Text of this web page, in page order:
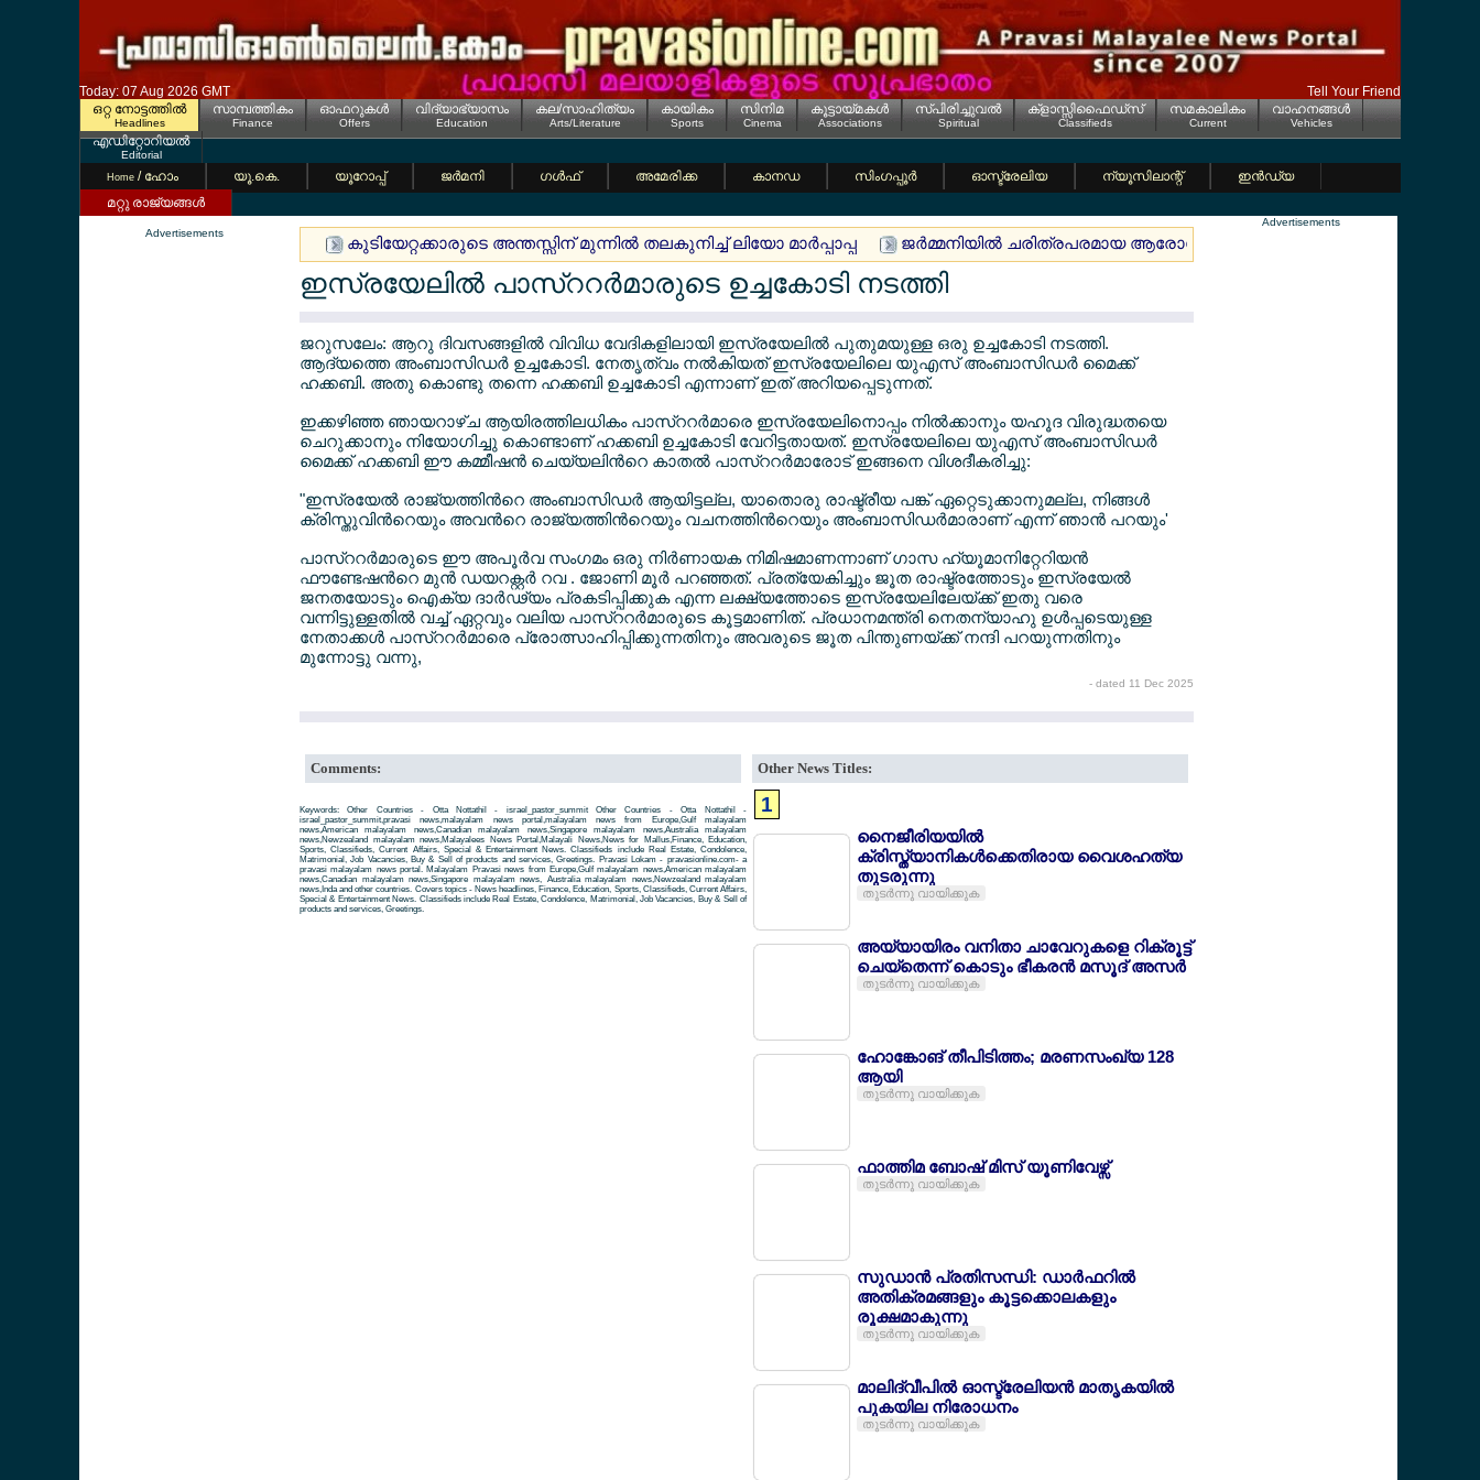
Today: 07 Aug 2026 GMT
Tell Your Friend
ഒറ്റ നോട്ടത്തില്‍
Headlines
സാമ്പത്തികം
Finance
ഓഫറുകള്‍
Offers
വിദ്യാഭ്യാസം
Education
കല/സാഹിത്യം
Arts/Literature
കായികം
Sports
സിനിമ
Cinema
കൂട്ടായ്മകള്‍
Associations
സ്പിരിച്ചുവല്‍
Spiritual
ക്ളാസ്സിഫൈഡ്സ്
Classifieds
സമകാലികം
Current
വാഹനങ്ങള്‍
Vehicles
എഡിറ്റോറിയല്‍
Editorial
Home / ഹോം യൂ.കെ. യൂറോപ്പ് ജര്‍മനി ഗള്‍ഫ് അമേരിക്ക കാനഡ സിംഗപ്പൂര്‍ ഓസ്ട്രേലിയ ന്യൂസിലാന്റ്
ഇന്‍ഡ്യ
മറ്റു രാജ്യങ്ങള്‍
Advertisements
കുടിയേറ്റക്കാരുടെ അന്തസ്സിന് മുന്നില്‍ തലകുനിച്ച് ലിയോ മാര്‍പ്പാപ്പ ജര്‍മ്മനിയില്‍ ചരിത്രപരമായ ആരോഗ്യ പരിഷ്കരണം ഇന്‍ഷുറന്‍സ്
ഇസ്രയേലില്‍ പാസ്ററര്‍മാരുടെ ഉച്ചകോടി നടത്തി
ജറുസലേം: ആറു ദിവസങ്ങളില്‍ വിവിധ വേദികളിലായി ഇസ്രയേലില്‍ പുതുമയുള്ള ഒരു ഉച്ചകോടി നടത്തി.
ആദ്യത്തെ അംബാസിഡര്‍ ഉച്ചകോടി. നേതൃത്വം നല്‍കിയത് ഇസ്രയേലിലെ യുഎസ് അംബാസിഡര്‍ മൈക്ക്
ഹക്കബി. അതു കൊണ്ടു തന്നെ ഹക്കബി ഉച്ചകോടി എന്നാണ് ഇത് അറിയപ്പെടുന്നത്.
ഇക്കഴിഞ്ഞ ഞായറാഴ്ച ആയിരത്തിലധികം പാസ്ററര്‍മാരെ ഇസ്രയേലിനൊപ്പം നില്‍ക്കാനും യഹൂദ വിരുദ്ധതയെ
ചെറുക്കാനും നിയോഗിച്ചു കൊണ്ടാണ് ഹക്കബി ഉച്ചകോടി വേറിട്ടതായത്. ഇസ്രയേലിലെ യുഎസ് അംബാസിഡര്‍
മൈക്ക് ഹക്കബി ഈ കമ്മീഷന്‍ ചെയ്യലിന്‍റെ കാതല്‍ പാസ്ററര്‍മാരോട് ഇങ്ങനെ വിശദീകരിച്ചു:
"ഇസ്രയേല്‍ രാജ്യത്തിന്‍റെ അംബാസിഡര്‍ ആയിട്ടല്ല, യാതൊരു രാഷ്ട്രീയ പങ്ക് ഏറ്റെടുക്കാനുമല്ല, നിങ്ങള്‍
ക്രിസ്തുവിന്‍റെയും അവന്‍റെ രാജ്യത്തിന്‍റെയും വചനത്തിന്‍റെയും അംബാസിഡര്‍മാരാണ് എന്ന് ഞാന്‍ പറയും'
പാസ്ററര്‍മാരുടെ ഈ അപൂര്‍വ സംഗമം ഒരു നിര്‍ണായക നിമിഷമാണന്നാണ് ഗാസ ഹ്യൂമാനിറ്റേറിയന്‍
ഫൗണ്ടേഷന്‍റെ മുന്‍ ഡയറക്റ്റര്‍ റവ . ജോണി മൂര്‍ പറഞ്ഞത്. പ്രത്യേകിച്ചും ജൂത രാഷ്ട്രത്തോടും ഇസ്രയേല്‍
ജനതയോടും ഐക്യ ദാര്‍ഢ്യം പ്രകടിപ്പിക്കുക എന്ന ലക്ഷ്യത്തോടെ ഇസ്രയേലിലേയ്ക്ക് ഇതു വരെ
വന്നിട്ടുള്ളതില്‍ വച്ച് ഏറ്റവും വലിയ പാസ്ററര്‍മാരുടെ കൂട്ടമാണിത്. പ്രധാനമന്ത്രി നെതന്യാഹു ഉള്‍പ്പടെയുള്ള
നേതാക്കള്‍ പാസ്ററര്‍മാരെ പ്രോത്സാഹിപ്പിക്കുന്നതിനും അവരുടെ ജൂത പിന്തുണയ്ക്ക് നന്ദി പറയുന്നതിനും
മുന്നോട്ടു വന്നു,
- dated 11 Dec 2025
Comments:
Keywords: Other Countries - Otta Nottathil - israel_pastor_summit Other Countries - Otta Nottathil -
israel_pastor_summit,pravasi news,malayalam news portal,malayalam news from Europe,Gulf malayalam
news,American malayalam news,Canadian malayalam news,Singapore malayalam news,Australia malayalam
news,Newzealand malayalam news,Malayalees News Portal,Malayali News,News for Mallus,Finance, Education,
Sports, Classifieds, Current Affairs, Special & Entertainment News. Classifieds include Real Estate, Condolence,
Matrimonial, Job Vacancies, Buy & Sell of products and services, Greetings. Pravasi Lokam - pravasionline.com- a
pravasi malayalam news portal. Malayalam Pravasi news from Europe,Gulf malayalam news,American malayalam
news,Canadian malayalam news,Singapore malayalam news, Australia malayalam news,Newzealand malayalam
news,Inda and other countries. Covers topics - News headlines, Finance, Education, Sports, Classifieds, Current Affairs,
Special & Entertainment News. Classifieds include Real Estate, Condolence, Matrimonial, Job Vacancies, Buy & Sell of
products and services, Greetings.
Other News Titles:
1
നൈജീരിയയില്‍
ക്രിസ്ത്യാനികള്‍ക്കെതിരായ വൈശഹത്യ
തുടരുന്നു
തുടര്‍ന്നു വായിക്കുക
അയ്യായിരം വനിതാ ചാവേറുകളെ റിക്രൂട്ട്
ചെയ്തെന്ന് കൊടും ഭീകരന്‍ മസൂദ് അസര്‍
തുടര്‍ന്നു വായിക്കുക
ഹോങ്കോങ് തീപിടിത്തം; മരണസംഖ്യ 128
ആയി
തുടര്‍ന്നു വായിക്കുക
ഫാത്തിമ ബോഷ് മിസ് യൂണിവേഴ്സ്
തുടര്‍ന്നു വായിക്കുക
സുഡാന്‍ പ്രതിസന്ധി: ഡാര്‍ഫറില്‍
അതിക്രമങ്ങളും കൂട്ടക്കൊലകളും
രൂക്ഷമാകുന്നു
തുടര്‍ന്നു വായിക്കുക
മാലിദ്വീപില്‍ ഓസ്ട്രേലിയന്‍ മാതൃകയില്‍
പുകയില നിരോധനം
തുടര്‍ന്നു വായിക്കുക
Advertisements